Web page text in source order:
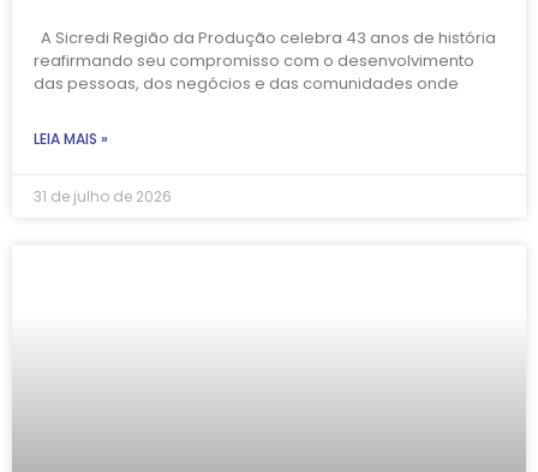
A Sicredi Região da Produção celebra 43 anos de história
reafirmando seu compromisso com o desenvolvimento
das pessoas, dos negócios e das comunidades onde
LEIA MAIS »
31 de julho de 2026